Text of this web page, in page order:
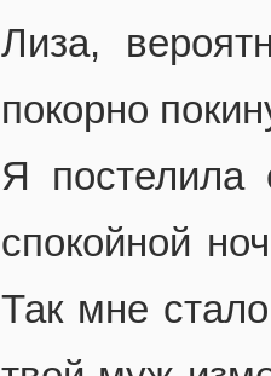
Лиза,
покорно
Я постелила
спокойной
Так мне